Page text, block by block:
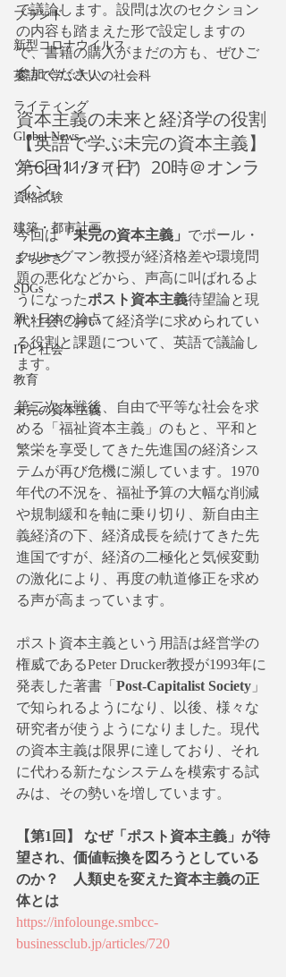
ブランド
新型コロナウイルス
英語で学ぶ大人の社会科
ライティング
Global News
ソーシャル・メディア
資格試験
建築・都市計画
まち歩き
SDGs
新・日本の論点
ITと社会
教育
未完の資本主義
で議論します。設問は次のセクション
の内容も踏まえた形で設定しますの
で、書籍の購入がまだの方も、ぜひご
参加ください。
資本主義の未来と経済学の役割
【英語で学ぶ未完の資本主義】
第6回11/3（日）20時＠オンラ
イン
今回は「未完の資本主義」 でポール・
クルーグマン教授が経済格差や環境問
題の悪化などから、声高に叫ばれるよ
うになったポスト資本主義待望論と現
代社会において経済学に求められてい
る役割と課題について、英語で議論し
ます。
第二次大戦後、自由で平等な社会を求
める「福祉資本主義」のもと、平和と
繁栄を享受してきた先進国の経済シス
テムが再び危機に瀕しています。1970
年代の不況を、福祉予算の大幅な削減
や規制緩和を軸に乗り切り、新自由主
義経済の下、経済成長を続けてきた先
進国ですが、経済の二極化と気候変動
の激化により、再度の軌道修正を求め
る声が高まっています。
ポスト資本主義という用語は経営学の
権威であるPeter Drucker教授が1993年に
発表した著書「 Post-Capitalist Society 」
で知られるようになり、以後、様々な
研究者が使うようになりました。現代
の資本主義は限界に達しており、それ
に代わる新たなシステムを模索する試
みは、その勢いを増しています。
【第1回】 なぜ「ポスト資本主義」が待
望され、価値転換を図ろうとしている
のか？　人類史を変えた資本主義の正
体とは
https://infolounge.smbcc-
businessclub.jp/articles/720